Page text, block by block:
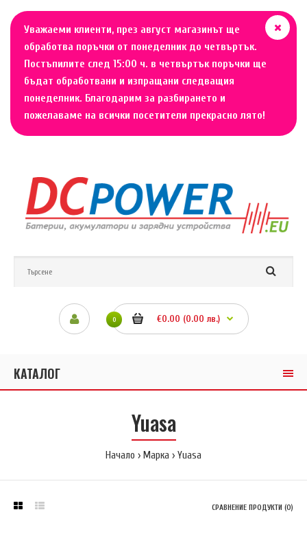
Уважаеми клиенти, през август магазинът ще
обработва поръчки от понеделник до четвъртък.
Постъпилите след 15:00 ч. в четвъртък поръчки ще
бъдат обработвани и изпращани следващия
понеделник. Благодарим за разбирането и
пожелаваме на всички посетители прекрасно лято!
0 €0.00 (0.00 лв.)
КАТАЛОГ
Yuasa
Начало Марка Yuasa
СРАВНЕНИЕ ПРОДУКТИ (0)